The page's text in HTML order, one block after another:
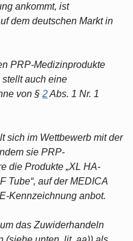
ankommt, ist
dem deutschen Markt in
PRP-Medizinprodukte
auch eine
von § 2Abs. 1 Nr. 1
sich im Wettbewerb mit der
sie PRP-
die Produkte „XL HA-
Tube“, auf der MEDICA
Kennzeichnung anbot.
das Zuwiderhandeln